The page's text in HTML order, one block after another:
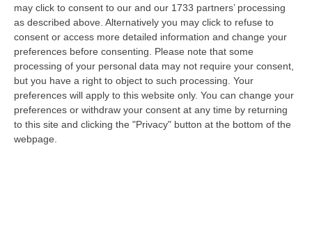
may click to consent to our and our 1733 partners’ processing
as described above. Alternatively you may click to refuse to
consent or access more detailed information and change your
preferences before consenting.
Please note that some
processing of your personal data may not require your consent,
but you have a right to object to such processing. Your
preferences will apply to this website only. You can change your
preferences or withdraw your consent at any time by returning
to this site and clicking the "Privacy" button at the bottom of the
webpage.
La consigliera comunale dem ringrazia il
segretario Pecoraro: «Coinvolgeremo tutto il
partito in un’azione di rilancio dei territori»
Pubblicato il: 30/09/24 – 9:00